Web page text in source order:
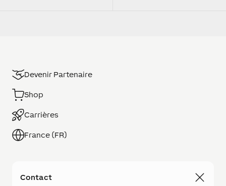
Devenir Partenaire
Shop
Carrières
France (FR)
Contact